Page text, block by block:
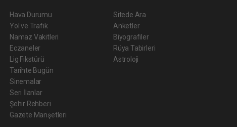
Hava Durumu
Yol ve Trafik
Namaz Vakitleri
Eczaneler
Lig Fikstürü
Tarihte Bugün
Sinemalar
Seri İlanlar
Şehir Rehberi
Gazete Manşetleri
Sitede Ara
Anketler
Biyografiler
Rüya Tabirleri
Astroloji